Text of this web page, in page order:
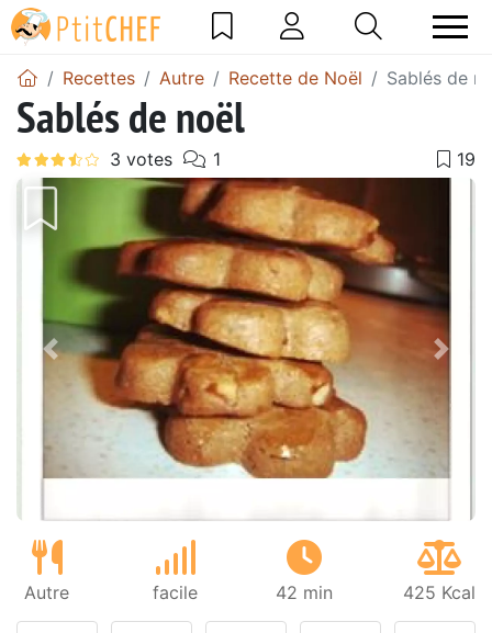
Recettes Autre Recette de Noël Sablés de
Sablés de noël
Précédent
Autre facile 42 min 425 Kcal